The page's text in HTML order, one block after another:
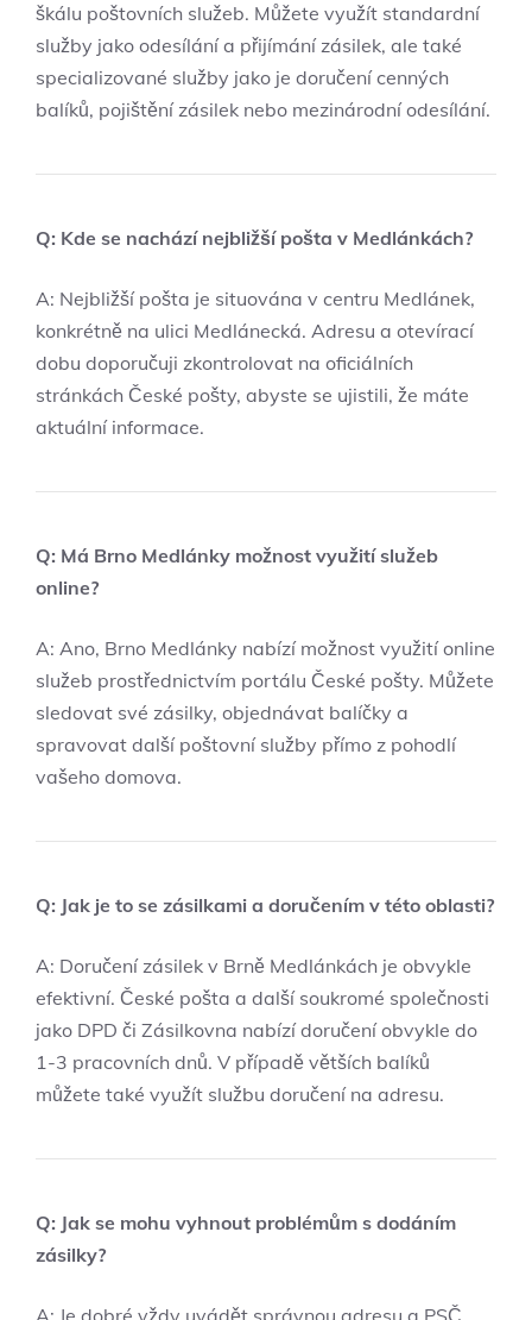
škálu poštovních služeb. Můžete využít standardní
služby jako odesílání a přijímání zásilek, ale také
specializované služby jako je doručení cenných
balíků, pojištění zásilek nebo mezinárodní odesílání.
Q: Kde se nachází nejbližší pošta v Medlánkách?
A: Nejbližší pošta je situována v centru Medlánek,
konkrétně na ulici Medlánecká. Adresu a otevírací
dobu doporučuji zkontrolovat na oficiálních
stránkách České pošty, abyste se ujistili, že máte
aktuální informace.
Q: Má Brno Medlánky možnost využití služeb
online?
A: Ano, Brno Medlánky nabízí možnost využití online
služeb prostřednictvím portálu České pošty. Můžete
sledovat své zásilky, objednávat balíčky a
spravovat další poštovní služby přímo z pohodlí
vašeho domova.
Q: Jak je to se zásilkami a doručením v této oblasti?
A: Doručení zásilek v Brně Medlánkách je obvykle
efektivní. České pošta a další soukromé společnosti
jako DPD či Zásilkovna nabízí doručení obvykle do
1-3 pracovních dnů. V případě větších balíků
můžete také využít službu doručení na adresu.
Q: Jak se mohu vyhnout problémům s dodáním
zásilky?